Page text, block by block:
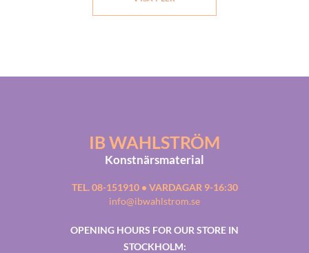
IB WAHLSTRÖM
Konstnärsmaterial
TEL. 08-151910 • VARDAGAR 9-16:30
info@ibwahlstrom.se
OPENING HOURS FOR OUR STORE IN
STOCKHOLM: